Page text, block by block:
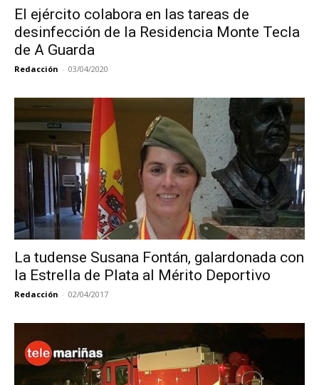
El ejército colabora en las tareas de
desinfección de la Residencia Monte Tecla
de A Guarda
Redacción - 03/04/2020
La tudense Susana Fontán, galardonada con
la Estrella de Plata al Mérito Deportivo
Redacción - 02/04/2017